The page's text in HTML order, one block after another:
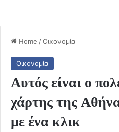
Home /Οικονομία
Οικονομία
Αυτός είναι ο
χάρτης της
με ένα κλικ